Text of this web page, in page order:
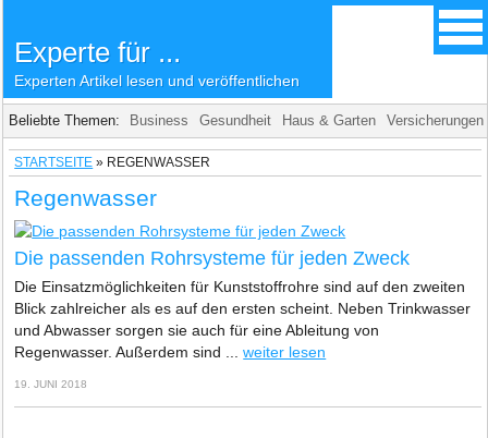
Experte für ...
Experten Artikel lesen und veröffentlichen
Beliebte Themen: Business Gesundheit Haus & Garten Versicherungen
STARTSEITE » REGENWASSER
Regenwasser
Die passenden Rohrsysteme für jeden Zweck
Die Einsatzmöglichkeiten für Kunststoffrohre sind auf den zweiten
Blick zahlreicher als es auf den ersten scheint. Neben Trinkwasser
und Abwasser sorgen sie auch für eine Ableitung von
Regenwasser. Außerdem sind ...weiter lesen
19. JUNI 2018